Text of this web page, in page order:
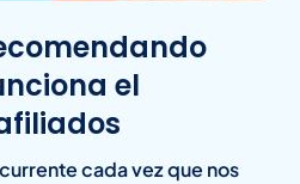
el
cada vez que nos